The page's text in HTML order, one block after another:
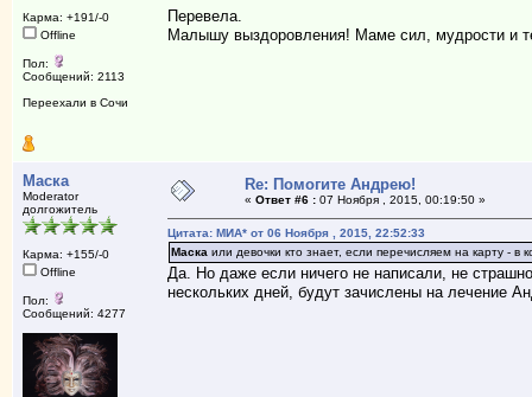
Карма: +191/-0
Offline
Пол:
Сообщений: 2113
Переехали в Сочи
Перевела.
Малышу выздоровления! Маме сил, мудрости и
Маска
Moderator
долгожитель
Карма: +155/-0
Offline
Пол:
Сообщений: 4277
Re: Помогите Андрею!
« Ответ #6 :07 Ноября , 2015, 00:19:50 »
Цитата: МИА* от 06 Ноября , 2015, 22:52:33
Маска или девочки кто знает, если перечисляем на карту -
Да. Но даже если ничего не написали, не
нескольких дней, будут зачислены на лечение